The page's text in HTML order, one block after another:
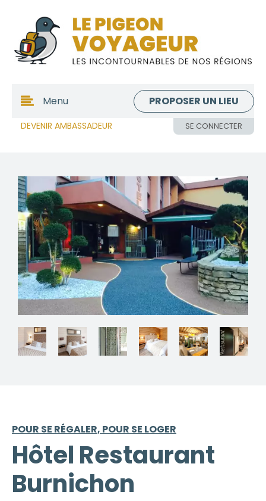
DEVENIR AMBASSADEUR SE CONNECTER
Menu PROPOSER UN LIEU
POUR SE RÉGALER, POUR SE LOGER
Hôtel Restaurant
Burnichon